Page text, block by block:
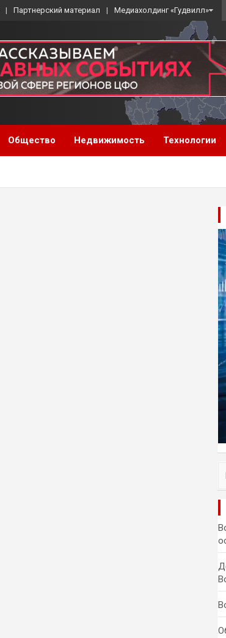
Партнерский материал Медиахолдинг «Гудвилл»
Общество Недвижимость Технологии
и